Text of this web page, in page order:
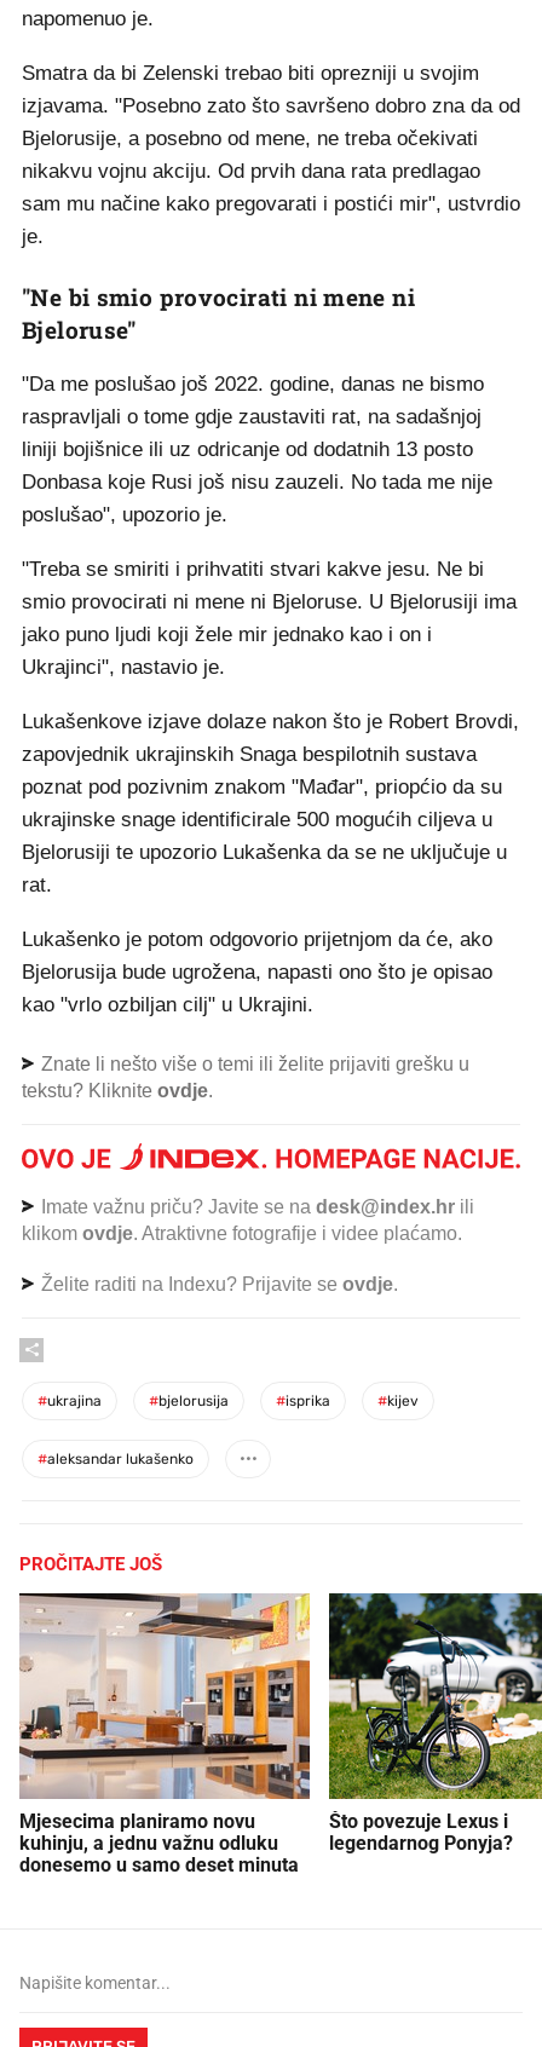
napomenuo je.
Smatra da bi Zelenski trebao biti oprezniji u svojim
izjavama. "Posebno zato što savršeno dobro zna da od
Bjelorusije, a posebno od mene, ne treba očekivati
nikakvu vojnu akciju. Od prvih dana rata predlagao
sam mu načine kako pregovarati i postići mir", ustvrdio
je.
"Ne bi smio provocirati ni mene ni
Bjeloruse"
"Da me poslušao još 2022. godine, danas ne bismo
raspravljali o tome gdje zaustaviti rat, na sadašnjoj
liniji bojišnice ili uz odricanje od dodatnih 13 posto
Donbasa koje Rusi još nisu zauzeli. No tada me nije
poslušao", upozorio je.
"Treba se smiriti i prihvatiti stvari kakve jesu. Ne bi
smio provocirati ni mene ni Bjeloruse. U Bjelorusiji ima
jako puno ljudi koji žele mir jednako kao i on i
Ukrajinci", nastavio je.
Lukašenkove izjave dolaze nakon što je Robert Brovdi,
zapovjednik ukrajinskih Snaga bespilotnih sustava
poznat pod pozivnim znakom "Mađar", priopćio da su
ukrajinske snage identificirale 500 mogućih ciljeva u
Bjelorusiji te upozorio Lukašenka da se ne uključuje u
rat.
Lukašenko je potom odgovorio prijetnjom da će, ako
Bjelorusija bude ugrožena, napasti ono što je opisao
kao "vrlo ozbiljan cilj" u Ukrajini.
Znate li nešto više o temi ili želite prijaviti grešku u
tekstu? Kliknite ovdje.
Imate važnu priču? Javite se na desk@index.hr ili
klikom ovdje. Atraktivne fotografije i videe plaćamo.
Želite raditi na Indexu? Prijavite se ovdje.
#ukrajina #bjelorusija #isprika #kijev
#aleksandar lukašenko
PROČITAJTE JOŠ
Mjesecima planiramo novu
kuhinju, a jednu važnu odluku
donesemo u samo deset minuta
Što povezuje Lexus i
legendarnog Ponyja?